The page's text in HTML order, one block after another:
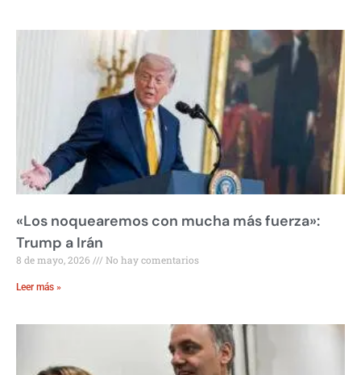
«Los noquearemos con mucha más fuerza»:
Trump a Irán
8 de mayo, 2026 No hay comentarios
Leer más »